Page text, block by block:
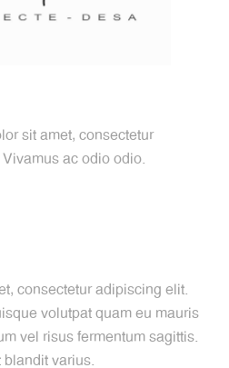
sit amet, consectetur
ac odio odio.
consectetur adipiscing elit.
volutpat quam eu mauris
vel risus fermentum sagittis.
varius.